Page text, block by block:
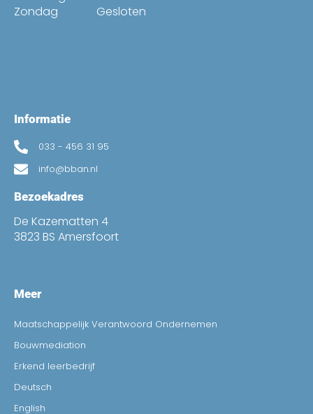
Zondag
Gesloten
Informatie
033 - 456 31 95
info@bban.nl
Bezoekadres
De Kazematten 4
3823 BS Amersfoort
Meer
Maatschappelijk Verantwoord Ondernemen
Bouwmediation
Erkend leerbedrijf
Deutsch
English